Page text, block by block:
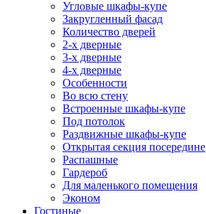
Угловые шкафы-купе
Закругленный фасад
Количество дверей
2-х дверные
3-х дверные
4-х дверные
Особенности
Во всю стену
Встроенные шкафы-купе
Под потолок
Раздвижные шкафы-купе
Открытая секция посередине
Распашные
Гардероб
Для маленького помещения
Эконом
Гостиные